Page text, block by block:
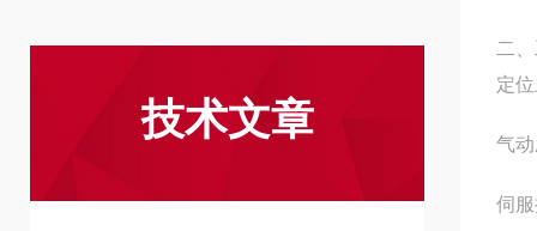
技术文章
二
定
气
伺